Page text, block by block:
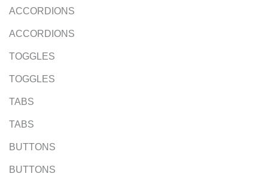
ACCORDIONS
ACCORDIONS
TOGGLES
TOGGLES
TABS
TABS
BUTTONS
BUTTONS